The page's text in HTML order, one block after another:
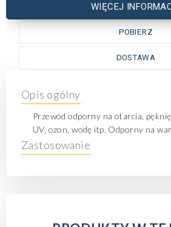
WIĘCEJ
POBIERZ
DOSTAWA
Opis ogólny
Przewód odporny na otarcia,
UV, ozon, wodę itp. Odporny na
Zastosowanie